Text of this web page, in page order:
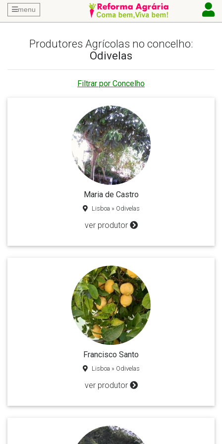
menu
Produtores Agrícolas no concelho:
Odivelas
Filtrar por Concelho
Maria de Castro
Lisboa » Odivelas
ver produtor
Francisco Santo
Lisboa » Odivelas
ver produtor